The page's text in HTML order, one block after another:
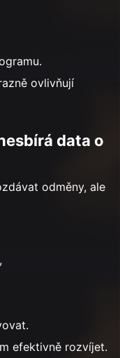
ovlivňují
data o
odměny, ale
efektivně rozvíjet.